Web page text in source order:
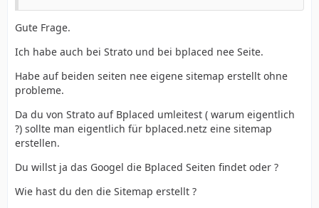
Gute Frage.
Ich habe auch bei Strato und bei bplaced nee Seite.
Habe auf beiden seiten nee eigene sitemap erstellt ohne
probleme.
Da du von Strato auf Bplaced umleitest ( warum eigentlich
?) sollte man eigentlich für bplaced.netz eine sitemap
erstellen.
Du willst ja das Googel die Bplaced Seiten findet oder ?
Wie hast du den die Sitemap erstellt ?